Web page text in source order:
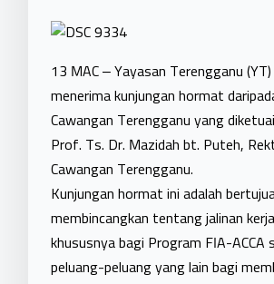
13 MAC – Yayasan Terengganu
menerima kunjungan hormat
Cawangan Terengganu yang
Prof. Ts. Dr. Mazidah bt. Puteh,
Cawangan Terengganu.
Kunjungan hormat ini adalah
membincangkan tentang jalinan
khususnya bagi Program FIA-ACCA
peluang-peluang yang lain bagi